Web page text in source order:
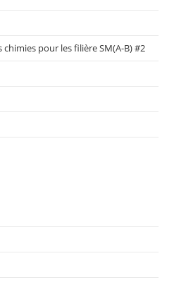
pour les filière SM(A-B) #2